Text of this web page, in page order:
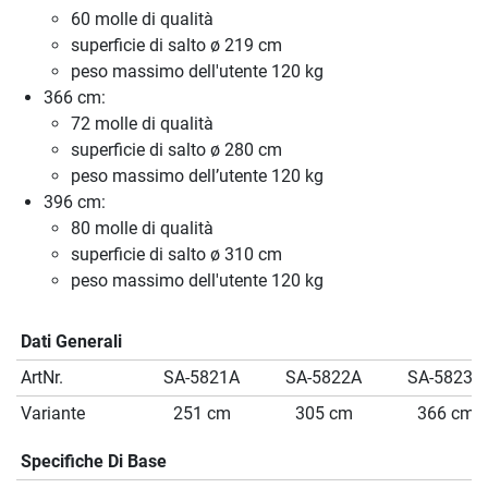
60 molle di qualità
superficie di salto ø 219 cm
peso massimo dell'utente 120 kg
366 cm:
72 molle di qualità
superficie di salto ø 280 cm
peso massimo dell’utente 120 kg
396 cm:
80 molle di qualità
superficie di salto ø 310 cm
peso massimo dell'utente 120 kg
Dati Generali
ArtNr.
SA-5821A SA-5822A
SA-5823A
Variante
251 cm 305 cm 366 cm
Specifiche Di Base